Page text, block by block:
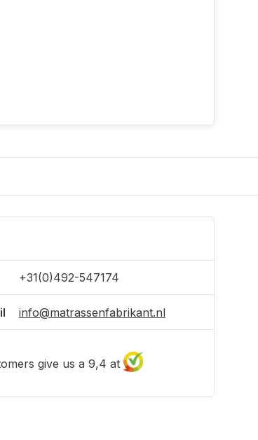
+31(0)492-547174
info@matrassenfabrikant.nl
give us a 9,4 at